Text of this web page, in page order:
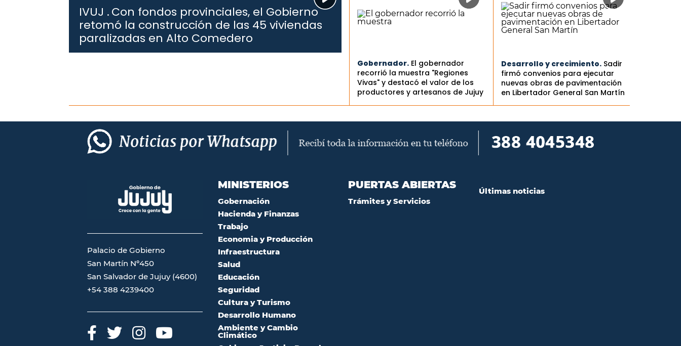
IVUJ .Con fondos provinciales, el Gobierno
retomó la construcción de las 45 viviendas
paralizadas en Alto Comedero
Gobernador. El gobernador
recorrió la muestra "Regiones
Vivas" y destacó el valor de los
productores y artesanos de Jujuy
Desarrollo y crecimiento. Sadir
firmó convenios para ejecutar
nuevas obras de pavimentación
en Libertador General San Martín
Palacio de Gobierno
San Martín Nº450
San Salvador de Jujuy (4600)
+54 388 4239400
MINISTERIOS
Gobernación
Hacienda y Finanzas
Trabajo
Economia y Producción
Infraestructura
Salud
Educación
Seguridad
Cultura y Turismo
Desarrollo Humano
Ambiente y Cambio
Climático
PUERTAS ABIERTAS
Trámites y Servicios
Últimas noticias